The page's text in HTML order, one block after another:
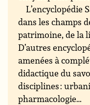
L’encyclopédie
dans les champs
patrimoine, de la
D’autres
amenées à
didactique du
disciplines :
pharmacologie…